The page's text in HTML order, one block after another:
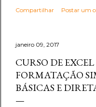
Compartilhar Postar um
janeiro 09, 2017
CURSO DE
FORMATAÇÃO
BÁSICAS E